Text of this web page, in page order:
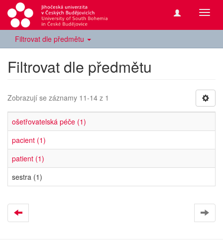
Filtrovat dle předmětu
Filtrovat dle předmětu
Zobrazují se záznamy 11-14 z 1
ošetřovatelská péče (1)
pacient (1)
patient (1)
sestra (1)